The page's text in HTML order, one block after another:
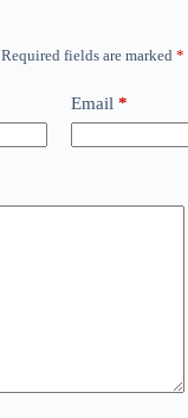
Required fields are marked *
Email *